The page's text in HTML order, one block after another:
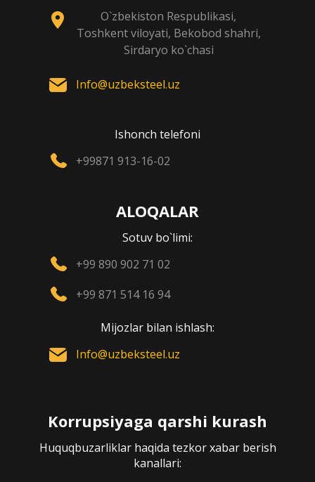
O`zbekiston Respublikasi,
Toshkent viloyati, Bekobod shahri,
Sirdaryo ko`chasi
Info@uzbeksteel.uz
Ishonch telefoni
+99871 913-16-02
ALOQALAR
Sotuv bo`limi:
+99 890 902 71 02
+99 871 514 16 94
Mijozlar bilan ishlash:
Info@uzbeksteel.uz
Korrupsiyaga qarshi kurash
Huquqbuzarliklar haqida tezkor xabar berish
kanallari: